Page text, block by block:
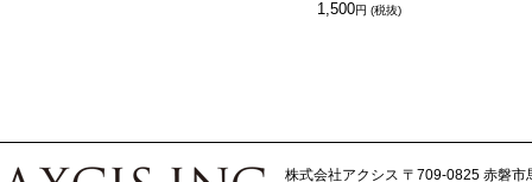
1,500円 (税抜)
株式会社アクシス 〒709-0825 赤磐市